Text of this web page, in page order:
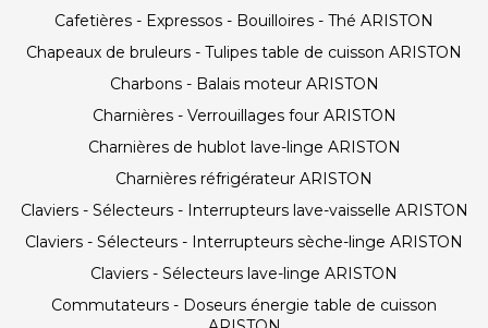
Cafetières - Expressos - Bouilloires - Thé ARISTON
Chapeaux de bruleurs - Tulipes table de cuisson ARISTON
Charbons - Balais moteur ARISTON
Charnières - Verrouillages four ARISTON
Charnières de hublot lave-linge ARISTON
Charnières réfrigérateur ARISTON
Claviers - Sélecteurs - Interrupteurs lave-vaisselle ARISTON
Claviers - Sélecteurs - Interrupteurs sèche-linge ARISTON
Claviers - Sélecteurs lave-linge ARISTON
Commutateurs - Doseurs énergie table de cuisson